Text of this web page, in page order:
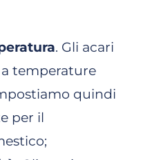
. Gli acari
temperature
quindi
per il